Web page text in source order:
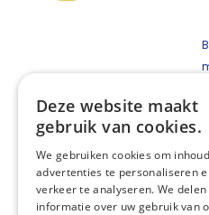
Netwerkcoördinatoren
Lars Luijkx
l.luijkx@careyn.nl
Deze website maakt
gebruik van cookies.
We gebruiken cookies om
advertenties te personaliseren
verkeer te analyseren. We delen
informatie over uw gebruik van